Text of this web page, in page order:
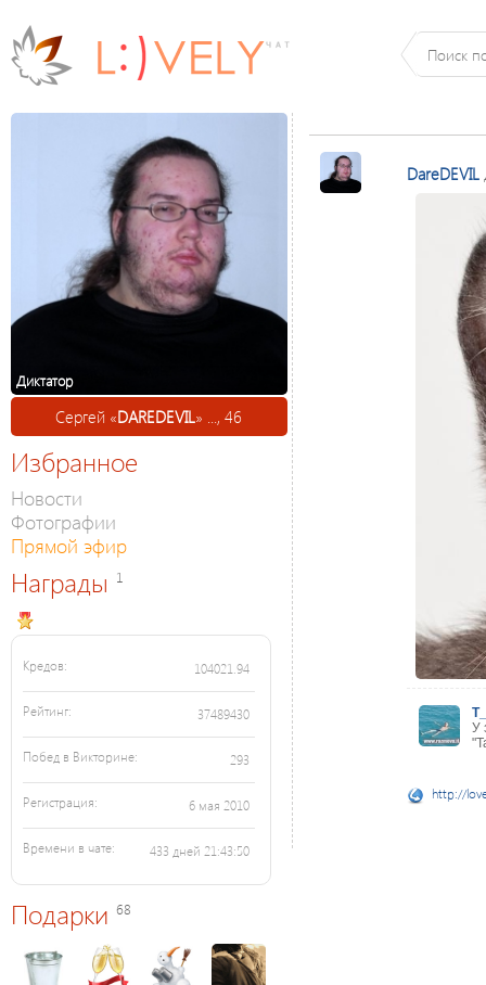
Диктатор
Сергей «DAREDEVIL» ..., 46
Избранное
Новости
Фотографии
Прямой эфир
Награды 1
Кредов: 104021.94
Рейтинг: 37489430
Побед в Викторине: 293
Регистрация: 6 мая 2010
Времени в чате: 433 дней 21:43:50
Подарки 68
DareDEVIL
У
http://